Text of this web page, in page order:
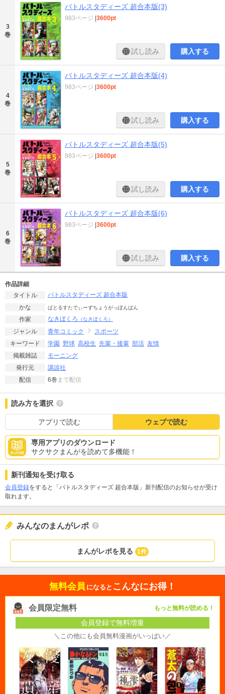
3
巻
バトルスタディーズ 超合本版(3)
983ページ 3600pt
試し読み 購入する
4
巻
バトルスタディーズ 超合本版(4)
983ページ 3600pt
試し読み 購入する
5
巻
バトルスタディーズ 超合本版(5)
983ページ 3600pt
試し読み 購入する
6
巻
バトルスタディーズ 超合本版(6)
983ページ 3600pt
試し読み 購入する
作品詳細
タイトル
バトルスタディーズ 超合本版
かな
ばとるすたでぃーずちょうがっぽんばん
作家 なきぼくろ （なきぼくろ）
ジャンル 青年コミック
スポーツ
キーワード
学園 野球 高校生 先輩・後輩 部活 友情
掲載雑誌
モーニング
発行元
講談社
配信
6巻 まで配信
読み方を選択
アプリで読む ウェブで読む
専用アプリのダウンロード
サクサクまんがを読めて多機能！
新刊通知を受け取る
会員登録をすると「バトルスタディーズ 超合本版」新刊配信のお知らせが受け
取れます。
みんなのまんがレポ
まんがレポを見る 1件
無料会員 になると こんなにお得！
会員限定無料 もっと無料が読める！
会員登録で無料増量
＼この他にも会員無料漫画がいっぱい／